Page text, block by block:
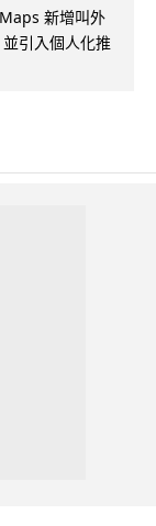
新增叫外
引入個人化推